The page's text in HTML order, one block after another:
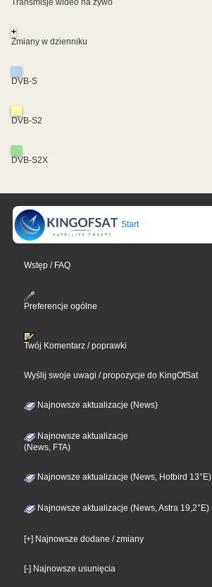
Transmisje wideo na żywo
+
Zmiany w dzienniku
DVB-S
DVB-S2
DVB-S2X
Start
Wstęp / FAQ
Preferencje ogólne
Twój Komentarz / poprawki
Wyślij swoje uwagi / propozycje do KingOfSat
Najnowsze aktualizacje (News)
Najnowsze aktualizacje
(News, FTA)
Najnowsze aktualizacje (News, Hotbird 13°E)
Najnowsze aktualizacje (News, Astra 19,2°E)
[+] Najnowsze dodane / zmiany
[-] Najnowsze usunięcia